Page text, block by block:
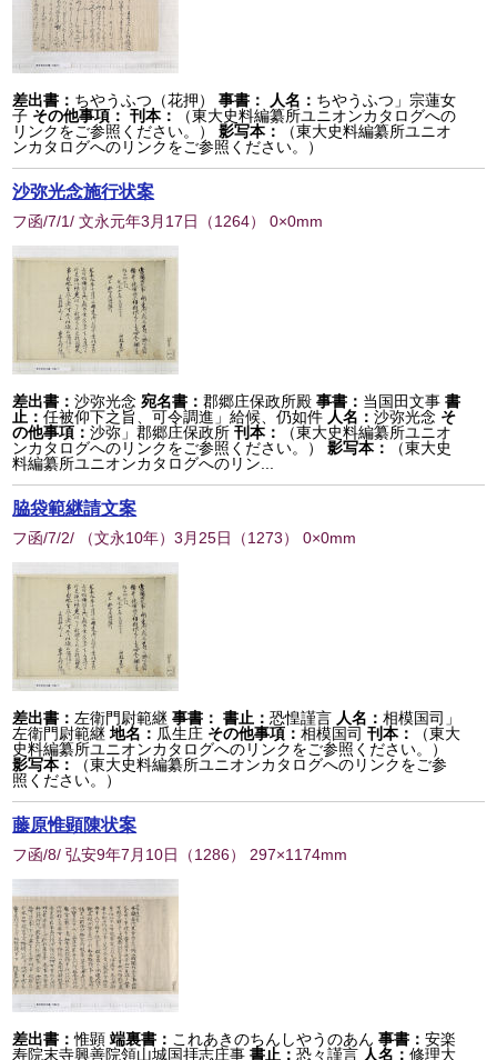
差出書： ちやうふつ（花押） 事書： 人名： ちやうふつ」宗蓮女
子 その他事項： 刊本：
（東大史料編纂所ユニオンカタログへの
リンクをご参照ください。）
影写本：
（東大史料編纂所ユニオ
ンカタログへのリンクをご参照ください。）
沙弥光念施行状案
フ函/7/1/ 文永元年3月17日 （1264） 0×0mm
差出書：沙弥光念 宛名書：郡郷庄保政所殿 事書： 当国田文事書
止：任被仰下之旨、可令調進」給候、仍如件 人名：沙弥光念 そ
の他事項：沙弥」郡郷庄保政所刊本：
（東大史料編纂所ユニオ
ンカタログへのリンクをご参照ください。）
影写本：
（東大史
料編纂所ユニオンカタログへのリン...
脇袋範継請文案
フ函/7/2/ （文永10年）3月25日 （1273） 0×0mm
差出書： 左衛門尉範継 事書： 書止：恐惶謹言 人名：相模国司」
左衛門尉範継 地名： 瓜生庄 その他事項：相模国司刊本：
（東大
史料編纂所ユニオンカタログへのリンクをご参照ください。）
影写本：
（東大史料編纂所ユニオンカタログへのリンクをご参
照ください。）
藤原惟顕陳状案
フ函/8/ 弘安9年7月10日 （1286） 297×1174mm
差出書：惟顕 端裏書： これあきのちんしやうのあん 事書：安楽
寿院末寺興善院領山城国拝志庄事書止：恐々謹言 人名：修理大